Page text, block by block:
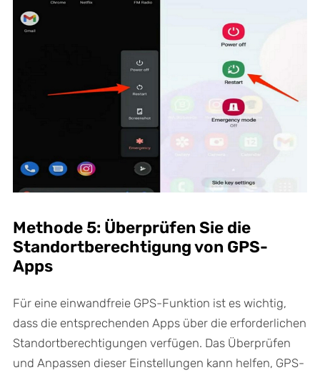
Methode 5: Überprüfen Sie die
Standortberechtigung von GPS-
Apps
Für eine einwandfreie GPS-Funktion ist es wichtig,
dass die entsprechenden Apps über die erforderlichen
Standortberechtigungen verfügen. Das Überprüfen
und Anpassen dieser Einstellungen kann helfen, GPS-